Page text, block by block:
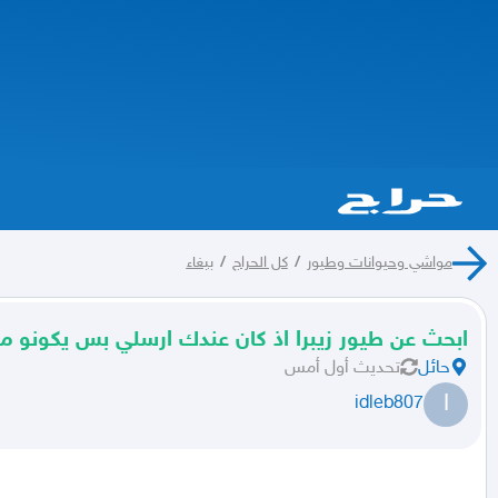
مواشي وحيوانات وطيور / كل الحراج / ببغاء
ابحث عن طيور زيبرا اذ كان عندك ارسلي بس يكونو
حائل تحديث أول أمس
I
idleb807